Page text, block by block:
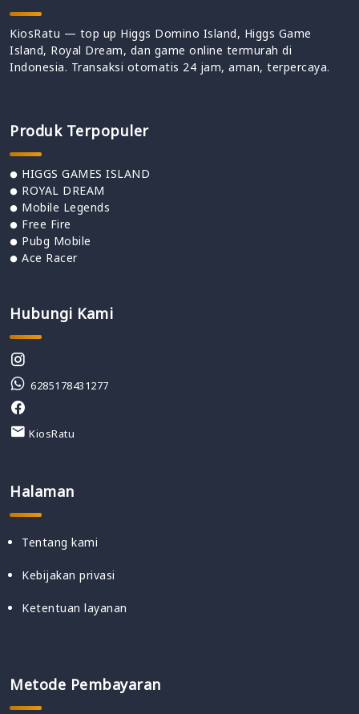
KiosRatu — top up Higgs Domino Island, Higgs Game
Island, Royal Dream, dan game online termurah di
Indonesia. Transaksi otomatis 24 jam, aman, terpercaya.
Produk Terpopuler
HIGGS GAMES ISLAND
ROYAL DREAM
Mobile Legends
Free Fire
Pubg Mobile
Ace Racer
Hubungi Kami
6285178431277
KiosRatu
Halaman
Tentang kami
Kebijakan privasi
Ketentuan layanan
Metode Pembayaran